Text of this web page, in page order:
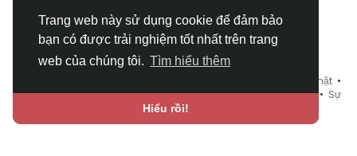
Trang web này sử dụng cookie để đảm bảo
bạn có được trải nghiệm tốt nhất trên trang
web của chúng tôi. Tìm hiểu thêm
Hiểu rồi!
Chính sách bảo mật •
Liên hệ chúng tôi•Bao Quát•Danh mục•Blog•Diễn đàn• Sự
Chợ Tình•